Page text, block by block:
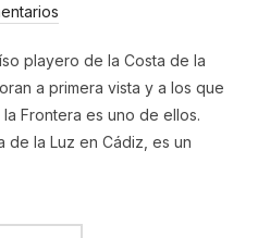
playero de la Costa de la
a primera vista y a los que
Frontera es uno de ellos.
de la Luz en Cádiz, es un